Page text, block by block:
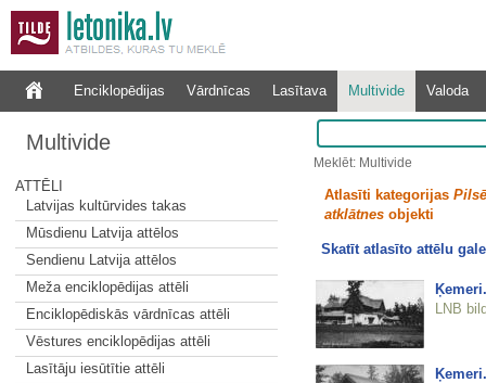
Enciklopēdijas Vārdnīcas Lasītava Multivide Valoda
Multivide
ATTĒLI
Latvijas kultūrvides takas
Mūsdienu Latvija attēlos
Sendienu Latvija attēlos
Meža enciklopēdijas attēli
Enciklopēdiskās vārdnīcas attēli
Vēstures enciklopēdijas attēli
Lasītāju iesūtītie attēli
Meklēt: Multivide
Atlasīti kategorijas
atklātnesobjekti
Skatīt atlasīto attēlu
LNB